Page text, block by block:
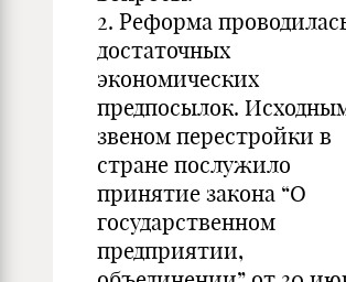
2. Реформа
достаточных
экономических
предпосылок.
звеном перестройки в
стране послужило
принятие закона “О
государственном
предприятии,